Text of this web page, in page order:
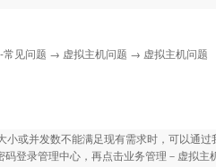
常见问题 → 虚拟主机问题 → 虚拟主机问题
小或并发数不能满足现有需求时，可以通
码登录管理中心，再点击业务管理－虚拟主